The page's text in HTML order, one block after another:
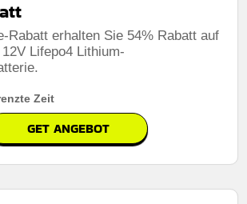
Rabatt erhalten Sie 54% Rabatt auf
Lifepo4 Lithium-
Zeit
GET ANGEBOT